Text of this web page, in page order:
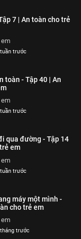
trẻ em
em
em
7 | An toàn cho trẻ
em
trước
toàn - Tập 40 | An
em
trước
qua đường - Tập 14
em
em
trước
máy một mình -
cho trẻ em
em
trước